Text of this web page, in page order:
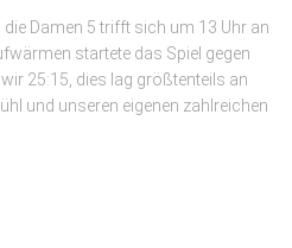
Damen 5 trifft sich um 13 Uhr an
startete das Spiel gegen
25:15, dies lag größtenteils an
und unseren eigenen zahlreichen